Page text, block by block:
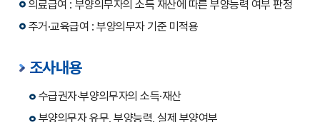
의료급여 : 부양의무자의 소득 재산에 따른 부양능력 여부 판정
주거·교육급여 : 부양의무자 기준 미적용
조사내용
수급권자·부양의무자의 소득·재산
부양의무자 유무, 부양능력, 실제 부양여부